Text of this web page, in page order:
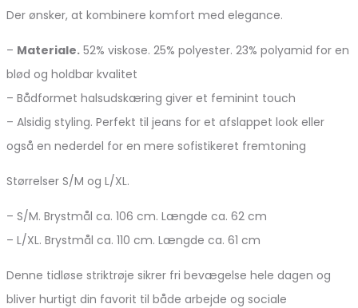
Der ønsker, at kombinere komfort med elegance.
– Materiale. 52% viskose. 25% polyester. 23% polyamid for en
blød og holdbar kvalitet
– Bådformet halsudskæring giver et feminint touch
– Alsidig styling. Perfekt til jeans for et afslappet look eller
også en nederdel for en mere sofistikeret fremtoning
Størrelser S/M og L/XL.
– S/M. Brystmål ca. 106 cm. Længde ca. 62 cm
– L/XL. Brystmål ca. 110 cm. Længde ca. 61 cm
Denne tidløse striktrøje sikrer fri bevægelse hele dagen og
bliver hurtigt din favorit til både arbejde og sociale